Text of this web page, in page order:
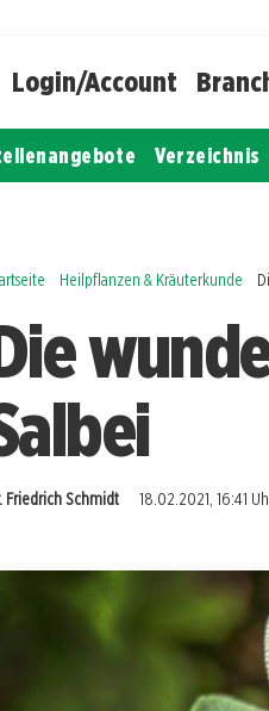
Login/Account
Verzeichnis
Heilpflanzen & Kräuterkunde
Friedrich Schmidt 18.02.2021, 16:41